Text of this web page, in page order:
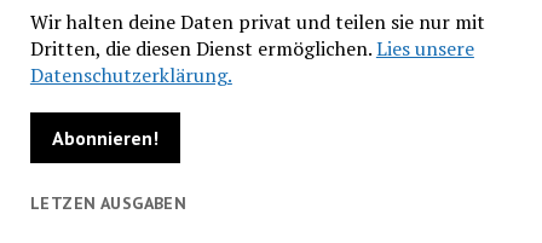
Wir halten deine Daten privat und teilen sie nur mit
Dritten, die diesen Dienst ermöglichen.Lies unsere
Datenschutzerklärung.
LETZEN AUSGABEN